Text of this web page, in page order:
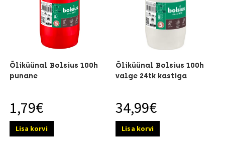
Õliküünal Bolsius 100h
punane
1,79€
Lisa korvi
Õliküünal Bolsius 100h
valge 24tk kastiga
34,99€
Lisa korvi